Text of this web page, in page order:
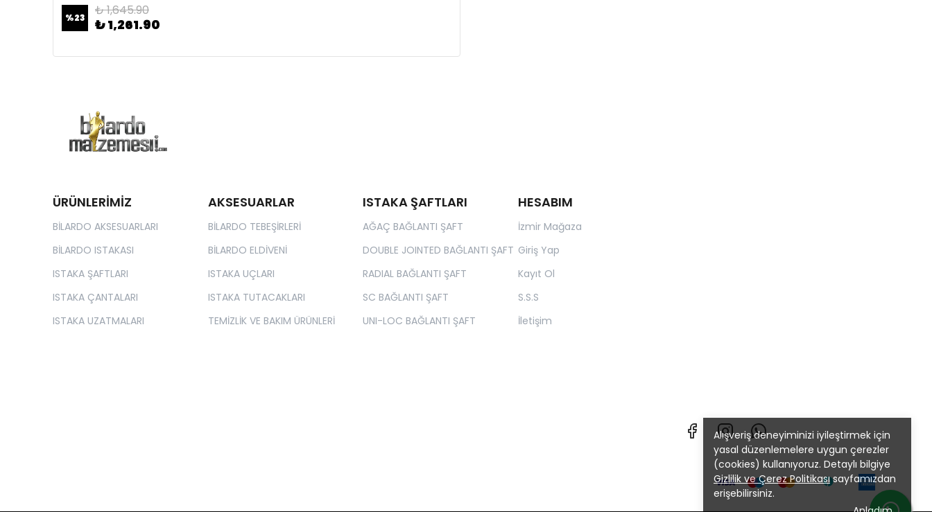
Alışveriş deneyiminizi iyileştirmek için
yasal düzenlemelere uygun çerezler
(cookies) kullanıyoruz. Detaylı bilgiye
Gizlilik ve Çerez Politikasısayfamızdan
erişebilirsiniz.
%23 ₺ 1,645.90
₺ 1,261.90
ÜRÜNLERİMİZ
BİLARDO AKSESUARLARI
BİLARDO ISTAKASI
ISTAKA ŞAFTLARI
ISTAKA ÇANTALARI
ISTAKA UZATMALARI
AKSESUARLAR
BİLARDO TEBEŞİRLERİ
BİLARDO ELDİVENİ
ISTAKA UÇLARI
ISTAKA TUTACAKLARI
TEMİZLİK VE BAKIM ÜRÜNLERİ
ISTAKA ŞAFTLARI
AĞAÇ BAĞLANTI ŞAFT
DOUBLE JOINTED BAĞLANTI ŞAFT
RADIAL BAĞLANTI ŞAFT
SC BAĞLANTI ŞAFT
UNI-LOC BAĞLANTI ŞAFT
HESABIM
İzmir Mağaza
Giriş Yap
Kayıt Ol
S.S.S
İletişim